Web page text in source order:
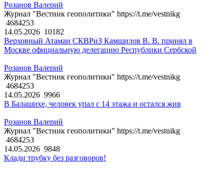
Розанов Валерий
Журнал "Вестник геополитики" https://t.me/vestnikg
4684253
14.05.2026 10182
Верховный Атаман СКВРиЗ Камшилов В. В. принял в
Москве официальную делегацию Республики Сербской
Розанов Валерий
Журнал "Вестник геополитики" https://t.me/vestnikg
4684253
14.05.2026 9966
В Балашихе, человек упал с 14 этажа и остался жив
Розанов Валерий
Журнал "Вестник геополитики" https://t.me/vestnikg
4684253
14.05.2026 9848
Клади трубку без разговоров!